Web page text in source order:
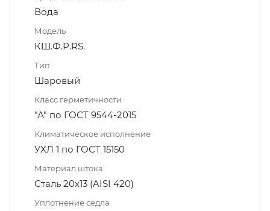
Вода
Модель
КШ.Ф.Р.RS.
Тип
Шаровый
Класс герметичности
"А" по ГОСТ 9544-2015
Климатическое исполнение
УХЛ 1 по ГОСТ 15150
Материал штока
Сталь 20х13 (AISI 420)
Уплотнение седла